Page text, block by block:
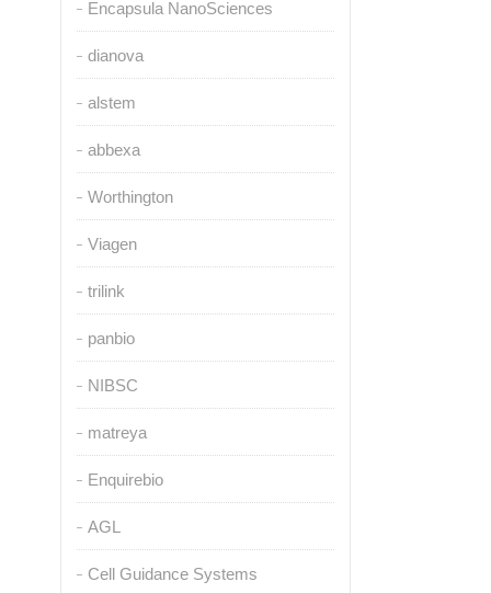
Encapsula NanoSciences
dianova
alstem
abbexa
Worthington
Viagen
trilink
panbio
NIBSC
matreya
Enquirebio
AGL
Cell Guidance Systems